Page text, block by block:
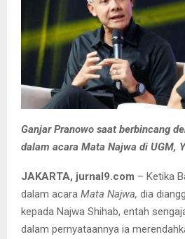
Ganjar Pranowo saat berbincang
dalam acara Mata Najwa di UGM,
JAKARTA, jurnal9.com – Ketika
dalam acara Mata Najwa, dia
kepada Najwa Shihab, entah
dalam pernyataannya ia